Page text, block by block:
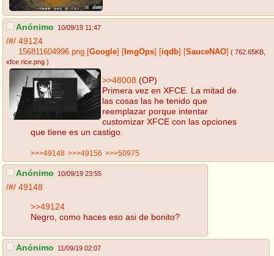
Anónimo 10/09/19 11:47
/#/ 49124
156811604996.png Google ImgOps iqdb SauceNAO ( 762.65KB
xfce rice.png )
>>48008 (OP)
Primera vez en XFCE. La mitad de
las cosas las he tenido que
reemplazar porque intentar
customizar XFCE con las opciones
que tiene es un castigo.
>>>49148 >>>49156 >>>50975
Anónimo 10/09/19 23:55
/#/ 49148
>>49124
Negro, como haces eso asi de bonito?
Anónimo 11/09/19 02:07